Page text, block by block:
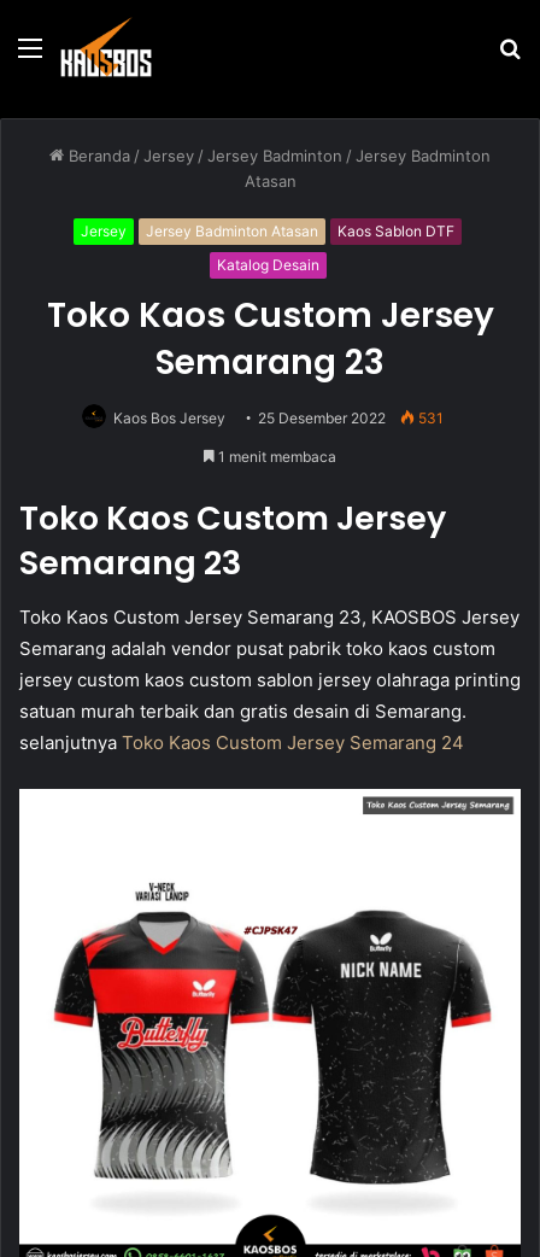
Menu
Beranda /Jersey /Jersey Badminton /Jersey Badminton
Atasan
Jersey Jersey Badminton Atasan
Kaos Sablon DTF
Katalog Desain
Toko Kaos Custom Jersey
Semarang 23
Kaos Bos Jersey 25 Desember 2022 531
1 menit membaca
Toko Kaos Custom Jersey
Semarang 23
Toko Kaos Custom Jersey Semarang 23, KAOSBOS Jersey
Semarang adalah vendor pusat pabrik toko kaos custom
jersey custom kaos custom sablon jersey olahraga printing
satuan murah terbaik dan gratis desain di Semarang.
selanjutnya Toko Kaos Custom Jersey Semarang 24